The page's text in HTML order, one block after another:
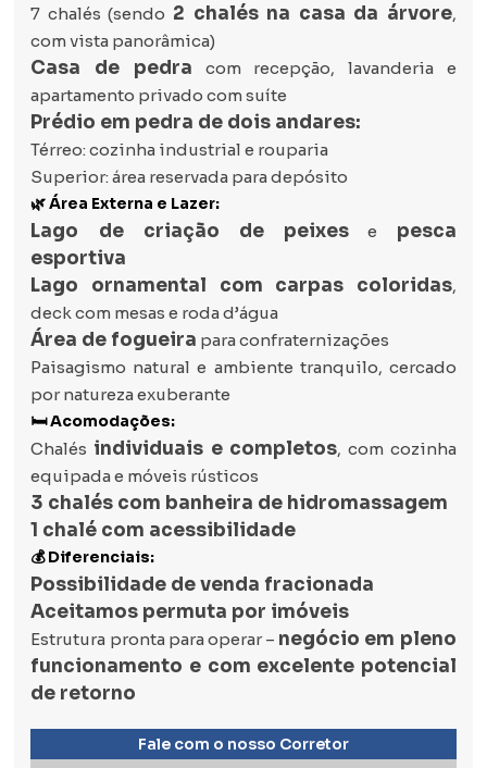
7 chalés (sendo 2 chalés na casa da árvore,
com vista panorâmica)
Casa de pedra com recepção, lavanderia e
apartamento privado com suíte
Prédio em pedra de dois andares:
Térreo: cozinha industrial e rouparia
Superior: área reservada para depósito
🌿 Área Externa e Lazer:
Lago de criação de peixes e pesca
esportiva
Lago ornamental com carpas coloridas,
deck com mesas e roda d’água
Área de fogueira para confraternizações
Paisagismo natural e ambiente tranquilo, cercado
por natureza exuberante
🛏️ Acomodações:
Chalés individuais e completos, com cozinha
equipada e móveis rústicos
3 chalés com banheira de hidromassagem
1 chalé com acessibilidade
💰 Diferenciais:
Possibilidade de venda fracionada
Aceitamos permuta por imóveis
Estrutura pronta para operar – negócio em pleno
funcionamento e com excelente potencial
de retorno
Fale com o nosso Corretor